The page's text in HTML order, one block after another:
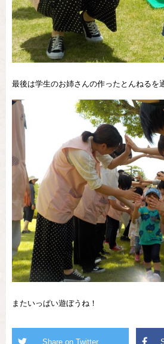
最後は学生のお姉さんの作ったとんねるを
またいっぱい遊ぼうね！